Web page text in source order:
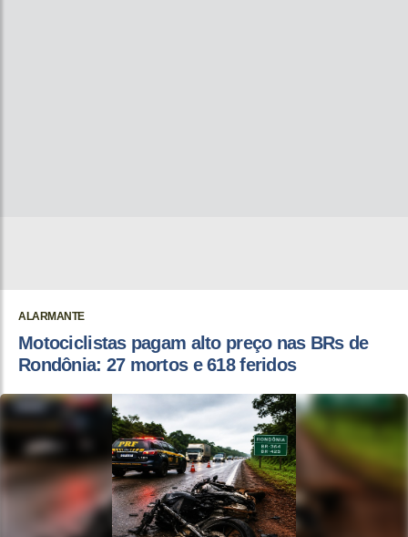
ALARMANTE
Motociclistas pagam alto preço nas BRs de
Rondônia: 27 mortos e 618 feridos